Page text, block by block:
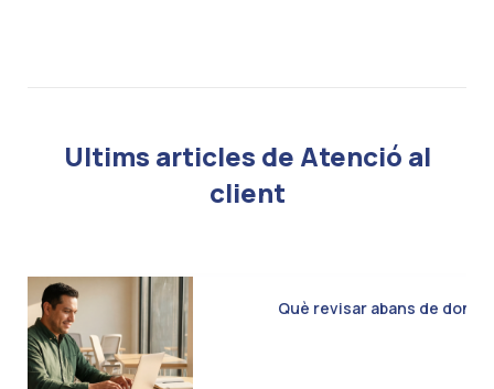
Ultims articles de Atenció al
client
Què revisar abans de